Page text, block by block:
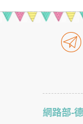
網路部-